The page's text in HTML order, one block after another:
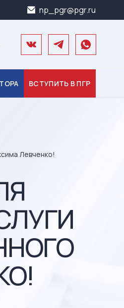
np_pgr@pgr.ru
ВСТУПИТЬ В ПГР
Левченко!